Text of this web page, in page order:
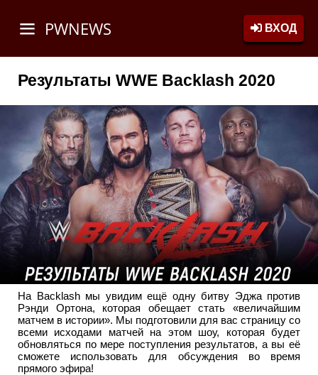
PWNEWS ВХОД
Результаты WWE Backlash 2020
На Backlash мы увидим ещё одну битву Эджа против
Рэнди Ортона, которая обещает стать «величайшим
матчем в истории». Мы подготовили для вас страницу со
всеми исходами матчей на этом шоу, которая будет
обновляться по мере поступления результатов, а вы её
сможете использовать для обсуждения во время
прямого эфира!